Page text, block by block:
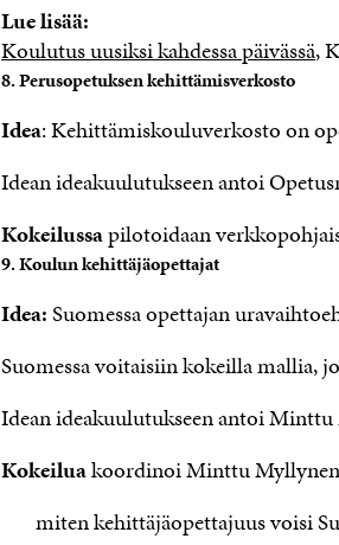
Lue lisää:
Koulutus uusiksi kahdessa päivässä,
8. Perusopetuksen kehittämisverkosto
Idea: Kehittämiskouluverkosto on
Idean ideakuulutukseen antoi
Kokeilussapilotoidaan
9. Koulun kehittäjäopettajat
Idea:Suomessa opettajan
Suomessa voitaisiin kokeilla mallia,
Idean ideakuulutukseen antoi
Kokeiluakoordinoi Minttu Myllynen
miten kehittäjäopettajuus voisi